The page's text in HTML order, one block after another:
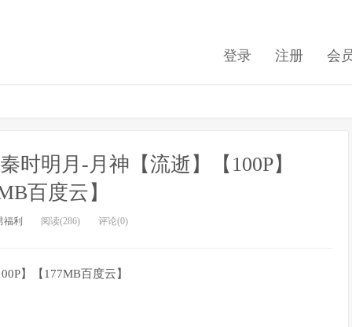
登录 注册 会
时明月-月神【流逝】【100P】
百度云】
福利 阅读(286) 评论(0)
】【177MB百度云】